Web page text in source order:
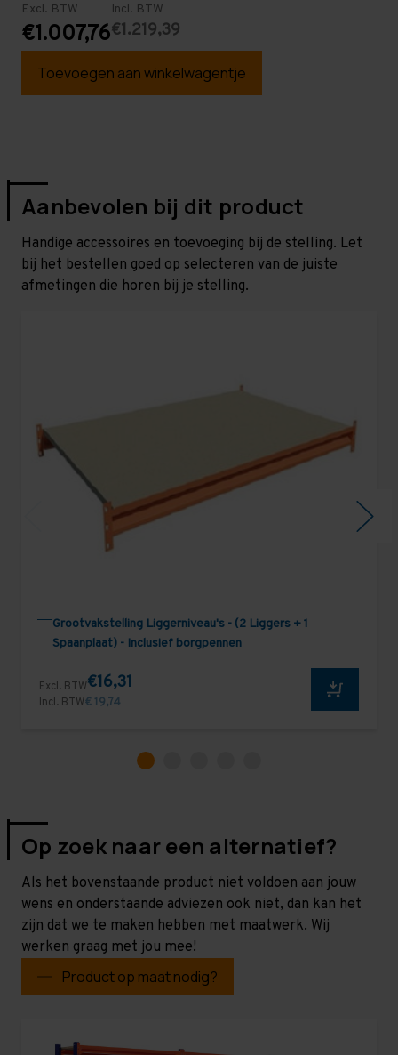
Excl. BTW
€1.007,76
Incl. BTW
€1.219,39
Toevoegen aan winkelwagentje
Aanbevolen bij dit product
Handige accessoires en toevoeging bij de stelling. Let
bij het bestellen goed op selecteren van de juiste
afmetingen die horen bij je stelling.
Grootvakstelling Liggerniveau's - (2 Liggers + 1
Spaanplaat) - Inclusief borgpennen
Excl. BTW€16,31
Incl. BTW€ 19,74
Op zoek naar een alternatief?
Als het bovenstaande product niet voldoen aan jouw
wens en onderstaande adviezen ook niet, dan kan het
zijn dat we te maken hebben met maatwerk. Wij
werken graag met jou mee!
Product op maat nodig?